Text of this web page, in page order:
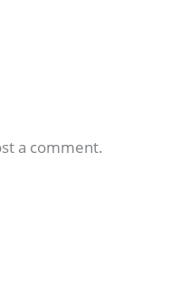
a comment.